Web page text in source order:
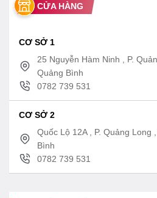
CỬA HÀNG
CƠ SỞ 1
25 Nguyễn Hàm Ninh , P.
Quảng Bình
0782 739 531
CƠ SỞ 2
Quốc Lộ 12A , P. Quảng Long
Bình
0782 739 531